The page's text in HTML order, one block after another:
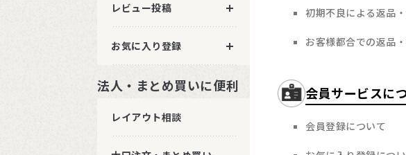
レビュー投稿
お気に入り登録
法人・まとめ買いに便利
レイアウト相談
初期不良による返品
お客様都合での返品
会員サービスに
会員登録について